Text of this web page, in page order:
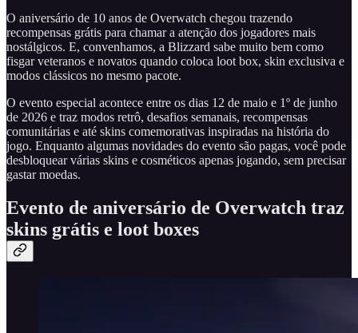
O aniversário de 10 anos de Overwatch chegou trazendo
recompensas grátis para chamar a atenção dos jogadores mais
nostálgicos. E, convenhamos, a Blizzard sabe muito bem como
fisgar veteranos e novatos quando coloca loot box, skin exclusiva e
modos clássicos no mesmo pacote.
O evento especial acontece entre os dias 12 de maio e 1º de junho
de 2026 e traz modos retrô, desafios semanais, recompensas
comunitárias e até skins comemorativas inspiradas na história do
jogo. Enquanto algumas novidades do evento são pagas, você pode
desbloquear várias skins e cosméticos apenas jogando, sem precisar
gastar moedas.
Evento de aniversário de Overwatch traz
skins grátis e loot boxes